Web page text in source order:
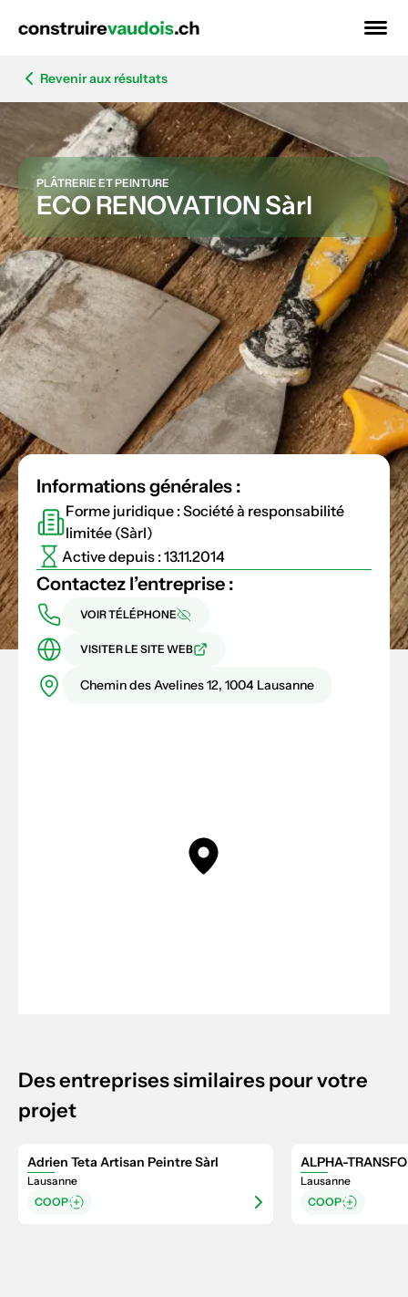
Revenir aux résultats
PLÂTRERIE ET PEINTURE
ECO RENOVATION Sàrl
Informations générales :
Forme juridique : Société à responsabilité
limitée (Sàrl)
Active depuis : 13.11.2014
Contactez l’entreprise :
VOIR TÉLÉPHONE
VISITER LE SITE WEB
Chemin des Avelines 12, 1004 Lausanne
Des entreprises similaires pour votre
projet
Adrien Teta Artisan Peintre Sàrl
Lausanne
COOP
ALPHA-
Lausanne
COOP